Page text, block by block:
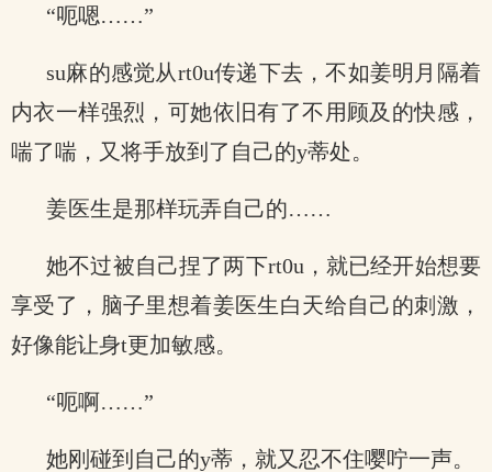
“呃嗯……”
su麻的感觉从rt0u传递下去，不如姜明月隔着
内衣一样强烈，可她依旧有了不用顾及的快感，
喘了喘，又将手放到了自己的y蒂处。
姜医生是那样玩弄自己的……
她不过被自己捏了两下rt0u，就已经开始想要
享受了，脑子里想着姜医生白天给自己的刺激，
好像能让身t更加敏感。
“呃啊……”
她刚碰到自己的y蒂，就又忍不住嘤咛一声。